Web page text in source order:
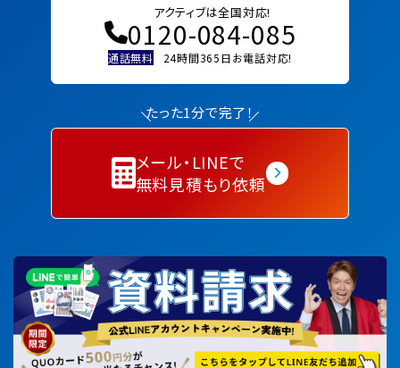
アクティブは全国対応!
0120-084-085
通話無料 24時間365日お電話対応!
たった1分で完了！
メール・LINEで
無料見積もり依頼